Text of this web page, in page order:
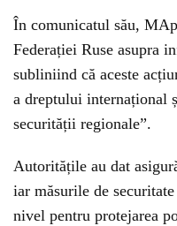
În comunicatul său,
Federației Ruse asupra
subliniind că aceste
a dreptului internațional
securității regionale”.
Autoritățile au dat
iar măsurile de
nivel pentru protejarea